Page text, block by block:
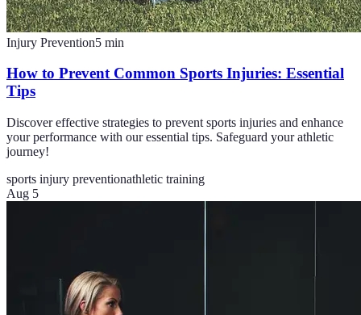
Injury Prevention5 min
How to Prevent Common Sports Injuries: Essential
Tips
Discover effective strategies to prevent sports injuries and enhance
your performance with our essential tips. Safeguard your athletic
journey!
sports injury preventionathletic training
Aug 5